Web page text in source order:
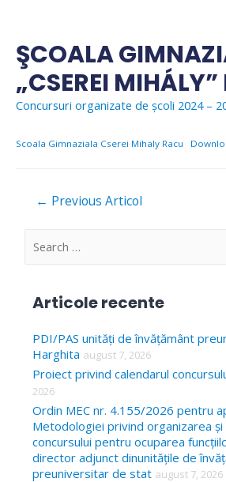
content
ŞCOALA
„CSEREI
Concursuri organizate de școli 2024 –
Scoala Gimnaziala Cserei Mihaly Racu
Navigare
← Previous Articol
S
c
h
f
o
r
Articole recente
PDI/PAS unități de învățământ
Harghita august 7, 2026
Proiect privind calendarul
2026
Ordin MEC nr. 4.155/2026 pentru
Metodologiei privind organizarea
concursului pentru ocuparea
director adjunct dinunitățile de
preuniversitar de stat august 7, 2026